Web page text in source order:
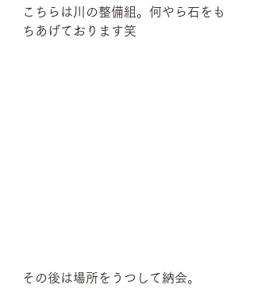
こちらは川の整備組。何やら石をも
ちあげております笑
その後は場所をうつして納会。